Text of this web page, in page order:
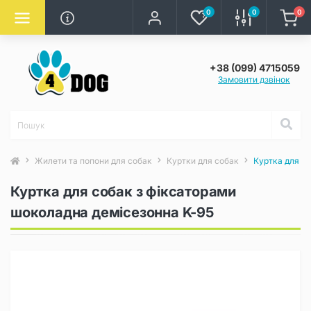
0 0 0
+38 (099) 4715059
Замовити дзвінок
Жилети та попони для собак Куртки для собак Куртка для
Куртка для собак з фіксаторами
шоколадна демісезонна K-95